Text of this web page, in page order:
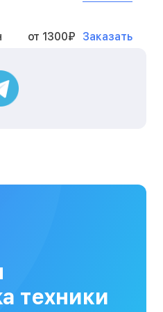
от 1300₽ Заказать
техники